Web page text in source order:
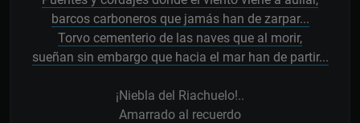
barcos carboneros que jamás han de zarpar...
Torvo cementerio de las naves que al morir,
sueñan sin embargo que hacia el mar han de partir...
¡Niebla del Riachuelo!..
Amarrado al recuerdo